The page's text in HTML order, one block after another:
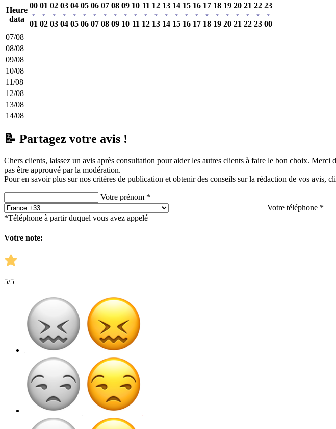
Heure
data
00
01
01
02
02
03
03
04
04
05
05
06
06
07
07
08
08
09
09
10
10
11
11
12
12
13
13
14
14
15
15
16
16
17
17
18
18
19
19
20
20
21
21
22
22
23
23
00
07/08
08/08
09/08
10/08
11/08
12/08
13/08
14/08
📝 Partagez votre avis !
Chers clients, laissez un avis après consultation pour aider les autres clients à faire le bon choix.
pas être approuvé par la modération.
Pour en savoir plus sur nos critères de publication et obtenir des conseils sur la rédaction de vos avis,
Votre prénom *
Votre téléphone *
*Téléphone à partir duquel vous avez appelé
Votre note:
5/5